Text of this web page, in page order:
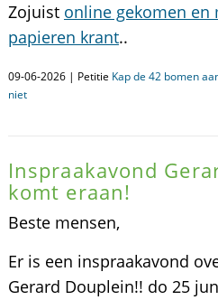
Zojuist online gekomen en
papieren krant..
09-06-2026 | Petitie Kap de 42 bomen
niet
Inspraakavond
komt eraan!
Beste mensen,
Er is een inspraakavond
Gerard Douplein!! do 25